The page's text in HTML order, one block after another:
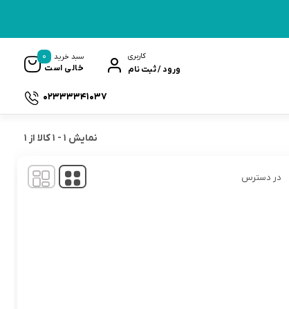
کاربری
ورود / ثبت نام
سبد خرید
خالی است
0
02333341037
نمایش 1
-
1کالا از 1
در دسترس